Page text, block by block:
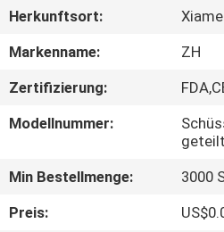
ÜBER
UNS
FABRIK-
AUSFLUG
Herkunftsort:
Markenname:
ZH
Zertifizierung:
Modellnummer:
Min Bestellmenge:
3000
Preis: